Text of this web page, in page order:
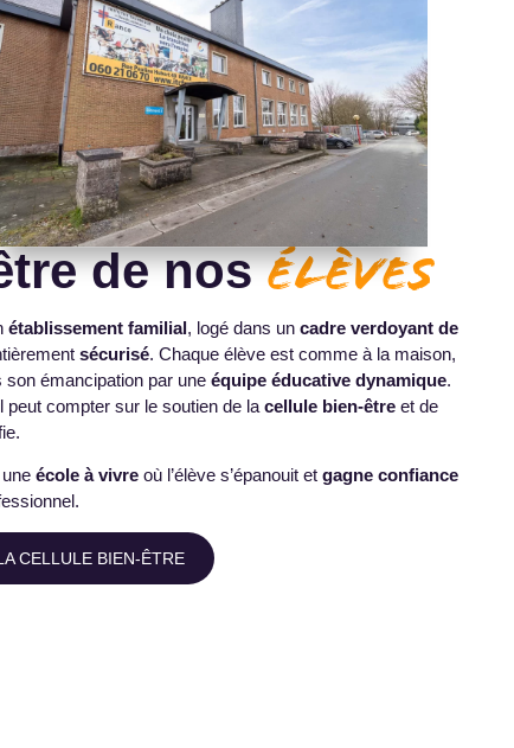
de nosélèves
établissement familial, logé dans un cadre verdoyant de
sécurisé. Chaque élève est comme à la maison,
émancipation par une équipe éducative dynamique.
peut compter sur le soutien de la cellule bien-êtreet de
école à vivreoù l’élève s’épanouit et gagne confiance
CELLULE BIEN-ÊTRE